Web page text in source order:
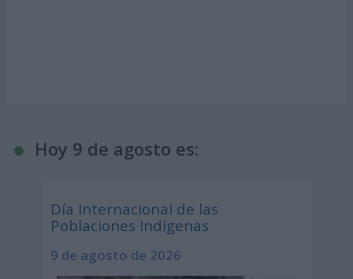
Hoy 9 de agosto es:
Día Internacional de las
Poblaciones Indígenas
9 de agosto de 2026